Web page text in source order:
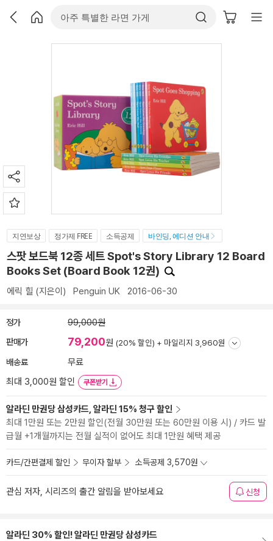
지연보상 정가제 FREE 소득공제 바인딩, 에디션 안내
스팟 보드북 12종 세트 Spot's Story Library 12 Board
Books Set (Board Book 12권)
에릭 힐 (지은이) Penguin UK 2016-06-30
정가 99,000원
판매가 79,200원 (20% 할인) + 마일리지 3,960원
배송료
무료
최대 3,000원 할인
쿠폰받기
알라딘 만권당 삼성카드, 알라딘 15% 청구 할인
최대 1만원 또는 2만원 할인(전월 30만원 또는 60만원 이용 시) / 카드 발
급월 +1개월까지는 전월 실적이 없어도 최대 1만원 혜택 제공
카드/간편결제 할인 무이자 할부 소득공제 3,570원
관심 저자, 시리즈의 출간 알림을 받아보세요 신청
알라딘 30% 할인! 알라딘 만권당 삼성카드